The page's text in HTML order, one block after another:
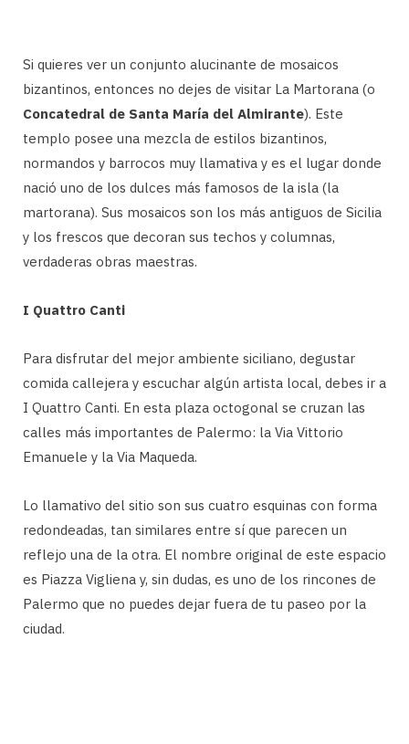
Si quieres ver un conjunto alucinante de mosaicos
bizantinos, entonces no dejes de visitar La Martorana (o
Concatedral de Santa María del Almirante). Este
templo posee una mezcla de estilos bizantinos,
normandos y barrocos muy llamativa y es el lugar donde
nació uno de los dulces más famosos de la isla (la
martorana). Sus mosaicos son los más antiguos de Sicilia
y los frescos que decoran sus techos y columnas,
verdaderas obras maestras.
I Quattro Canti
Para disfrutar del mejor ambiente siciliano, degustar
comida callejera y escuchar algún artista local, debes ir a
I Quattro Canti. En esta plaza octogonal se cruzan las
calles más importantes de Palermo: la Via Vittorio
Emanuele y la Via Maqueda.
Lo llamativo del sitio son sus cuatro esquinas con forma
redondeadas, tan similares entre sí que parecen un
reflejo una de la otra. El nombre original de este espacio
es Piazza Vigliena y, sin dudas, es uno de los rincones de
Palermo que no puedes dejar fuera de tu paseo por la
ciudad.